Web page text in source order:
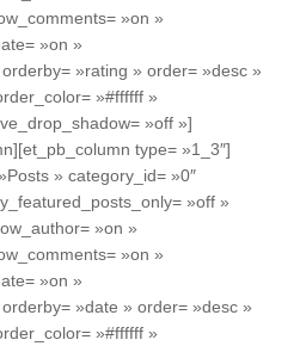
»on »
»on »
»rating » order= »desc »
»#ffffff »
»off »]
type= »1_3″]
» category_id= »0″
»off »
»on »
»on »
»on »
»date » order= »desc »
»#ffffff »